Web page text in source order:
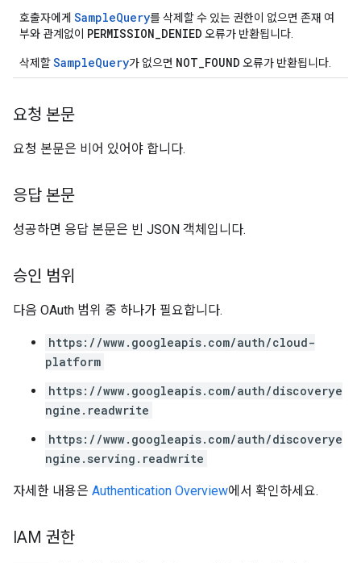
호출자에게 SampleQuery를 삭제할 수 있는 권한이 없으면 존재 여
부와 관계없이 PERMISSION_DENIED 오류가 반환됩니다.
삭제할SampleQuery가 없으면 NOT_FOUND 오류가 반환됩니다.
요청 본문
요청 본문은 비어 있어야 합니다.
응답 본문
성공하면 응답 본문은 빈 JSON 객체입니다.
승인 범위
다음 OAuth 범위 중 하나가 필요합니다.
https://www.googleapis.com/auth/cloud-
platform
https://www.googleapis.com/auth/discoverye
ngine.readwrite
https://www.googleapis.com/auth/discoverye
ngine.serving.readwrite
자세한 내용은 Authentication Overview에서 확인하세요.
IAM 권한